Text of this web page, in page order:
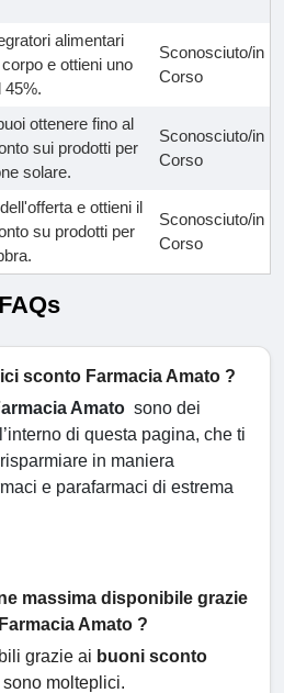
alimentari
e ottieni uno
45%.
Sconosciuto/in
Corso
ottenere fino al
sui prodotti per
solare.
Sconosciuto/in
Corso
e ottieni il
su prodotti per
Sconosciuto/in
Corso
sconto Farmacia Amato ?
Amato sono dei
di questa pagina, che ti
in maniera
e parafarmaci di estrema
massima disponibile grazie
Amato ?
grazie ai buoni sconto
sono molteplici.